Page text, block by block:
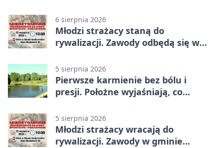
6 sierpnia 2026
Młodzi strażacy staną do
rywalizacji. Zawody odbędą się w
5 sierpnia 2026
Pierwsze karmienie bez bólu i
presji. Położne wyjaśniają, co
5 sierpnia 2026
Młodzi strażacy wracają do
rywalizacji. Zawody w gminie